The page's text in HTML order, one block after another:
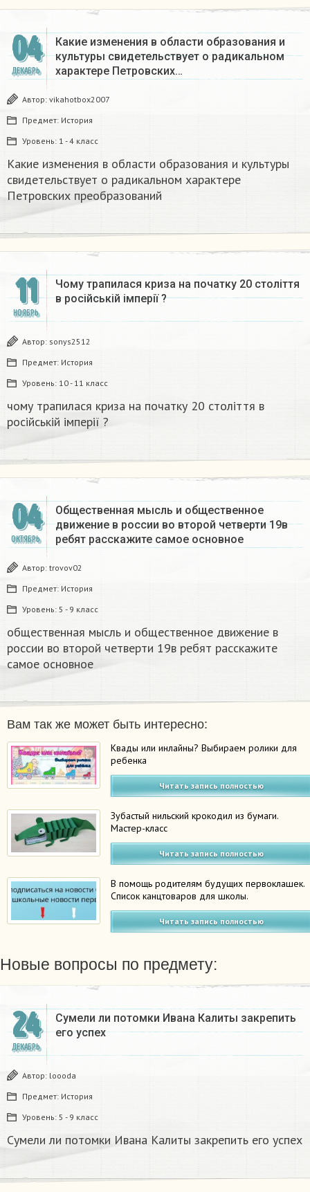
04
ДЕКАБРЬ
Какие изменения в области образования и
культуры свидетельствует о радикальном
характере Петровских…
Автор: vikahotbox2007
Предмет: История
Уровень: 1 - 4 класс
Какие изменения в области образования и культуры
свидетельствует о радикальном характере
Петровских преобразований
11
НОЯБРЬ
Чому трапилася криза на початку 20 століття
в російській імперії ?
Автор: sonys2512
Предмет: История
Уровень: 10 - 11 класс
чому трапилася криза на початку 20 століття в
російській імперії ?
04
ОКТЯБРЬ
Общественная мысль и общественное
движение в россии во второй четверти 19в
ребят расскажите самое основное
Автор: trovov02
Предмет: История
Уровень: 5 - 9 класс
общественная мысль и общественное движение в
россии во второй четверти 19в ребят расскажите
самое основное
Вам так же может быть интересно:
Квады или инлайны? Выбираем ролики для
ребенка
Читать запись полностью
Зубастый нильский крокодил из бумаги.
Мастер-класс
Читать запись полностью
В помощь родителям будущих первоклашек.
Список канцтоваров для школы.
Читать запись полностью
Новые вопросы по предмету:
24
ДЕКАБРЬ
Сумели ли потомки Ивана Калиты закрепить
его успех
Автор: loooda
Предмет: История
Уровень: 5 - 9 класс
Сумели ли потомки Ивана Калиты закрепить его успех